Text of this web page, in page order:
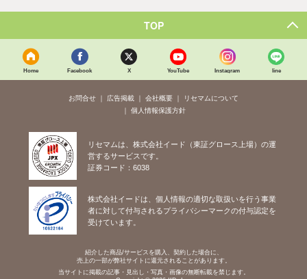
TOP
Home Facebook X YouTube Instagram line
お問合せ 広告掲載 会社概要
リセマムについて
個人情報保護方針
リセマムは、株式会社イード（東証グロース上場）の運
営するサービスです。
証券コード：6038
株式会社イードは、個人情報の適切な取扱いを行う事業
者に対して付与されるプライバシーマークの付与認定を
受けています。
紹介した商品/サービスを購入、契約した場合に、
売上の一部が弊社サイトに還元されることがあります。
当サイトに掲載の記事・見出し・写真・画像の無断転載を禁じます。